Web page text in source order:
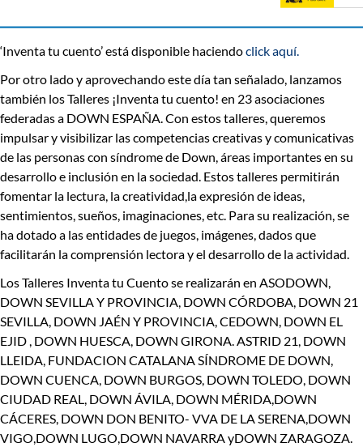
‘Inventa tu cuento’ está disponible haciendoclick aquí.
Por otro lado y aprovechando este día tan señalado, lanzamos
también losTalleres ¡Inventa tu cuento! en 23 asociaciones
federadas a DOWN ESPAÑA.Con estos talleres, queremos
impulsar y visibilizar las competencias creativas y comunicativas
de las personas con síndrome de Down, áreas importantes en su
desarrollo e inclusión en la sociedad. Estos talleres permitirán
fomentar la lectura, la creatividad,la expresión de ideas,
sentimientos, sueños, imaginaciones, etc. Para su realización, se
ha dotado a las entidades de juegos, imágenes, dados que
facilitarán la comprensión lectora y el desarrollo de la actividad.
LosTalleres Inventa tu Cuentose realizarán en ASODOWN,
DOWN SEVILLA Y PROVINCIA, DOWN CÓRDOBA, DOWN 21
SEVILLA, DOWN JAÉN Y PROVINCIA, CEDOWN, DOWN EL
EJID , DOWN HUESCA, DOWN GIRONA. ASTRID 21, DOWN
LLEIDA, FUNDACION CATALANA SÍNDROME DE DOWN,
DOWN CUENCA, DOWN BURGOS, DOWN TOLEDO, DOWN
CIUDAD REAL, DOWN ÁVILA, DOWN MÉRIDA,DOWN
CÁCERES, DOWN DON BENITO- VVA DE LA SERENA,DOWN
VIGO,DOWN LUGO,DOWN NAVARRA yDOWN ZARAGOZA.